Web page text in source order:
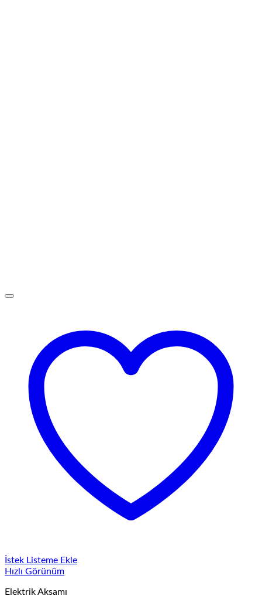
İstek Listeme Ekle
Hızlı Görünüm
Elektrik Aksamı